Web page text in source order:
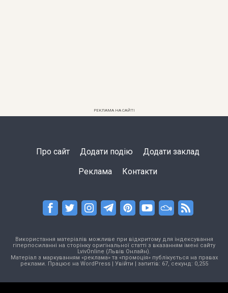
РЕКЛАМА НА САЙТІ
Про сайт Додати подію Додати заклад
Реклама Контакти
Використання матеріалів можливе при відкритому для індексування
гіперпосиланні на сторінку оригінальної статті з вказанням імені сайту
LvivOnline (Львів Онлайн).
Матеріал з маркуванням «реклама» та «промоція» публікується на правах
реклами. Працює на WordPress| Увійти | запитів: 67, секунд: 0,255